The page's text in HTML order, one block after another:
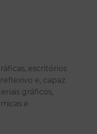
escritórios
e, capaz
gráficos,
e